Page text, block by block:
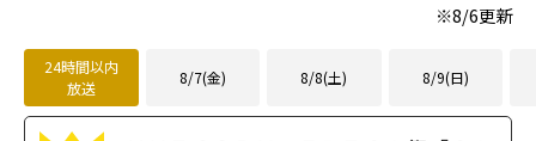
※8/6更新
24時間以内
放送
8/7(金) 8/8(土) 8/9(日)